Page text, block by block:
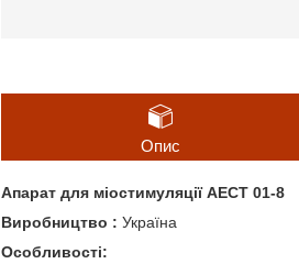
Опис
Апарат для міостимуляції АЕСТ 01-8
Виробництво : Україна
Особливості: